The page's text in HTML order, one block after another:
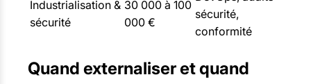
Industrialisation &
sécurité
30 000 à 100
000 €
sécurité,
conformité
Quand externaliser et quand